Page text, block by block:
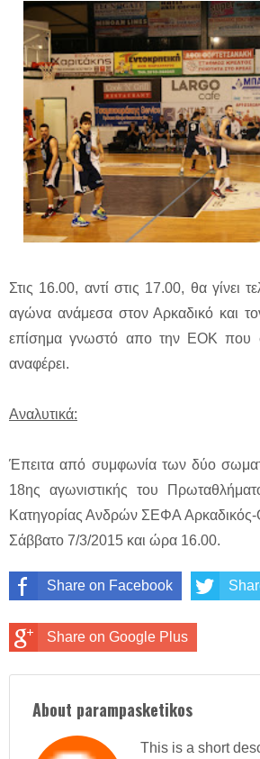
Στις 16.00, αντί στις 17.00, θα γίνει
αγώνα ανάμεσα στον Αρκαδικό και
επίσημα γνωστό απο την ΕΟΚ που
αναφέρει.
Αναλυτικά:
Έπειτα από συμφωνία των δύο
18ης αγωνιστικής του
Κατηγορίας Ανδρών ΣΕΦΑ Αρκαδικός-
Σάββατο 7/3/2015 και ώρα 16.00.
Share on Facebook
Share on Google Plus
About parampasketikos
This is a short